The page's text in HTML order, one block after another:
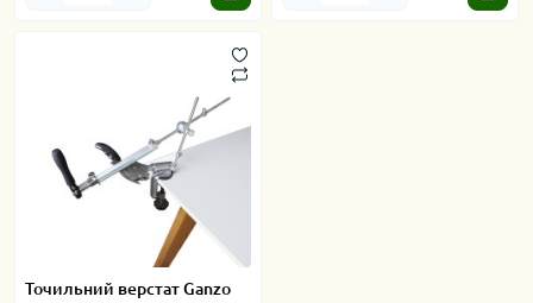
Точильний верстат Ganzo